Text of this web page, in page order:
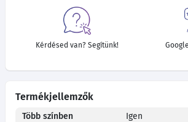
Kérdésed van? Segítünk!
Termékjellemzők
Több színben
Igen